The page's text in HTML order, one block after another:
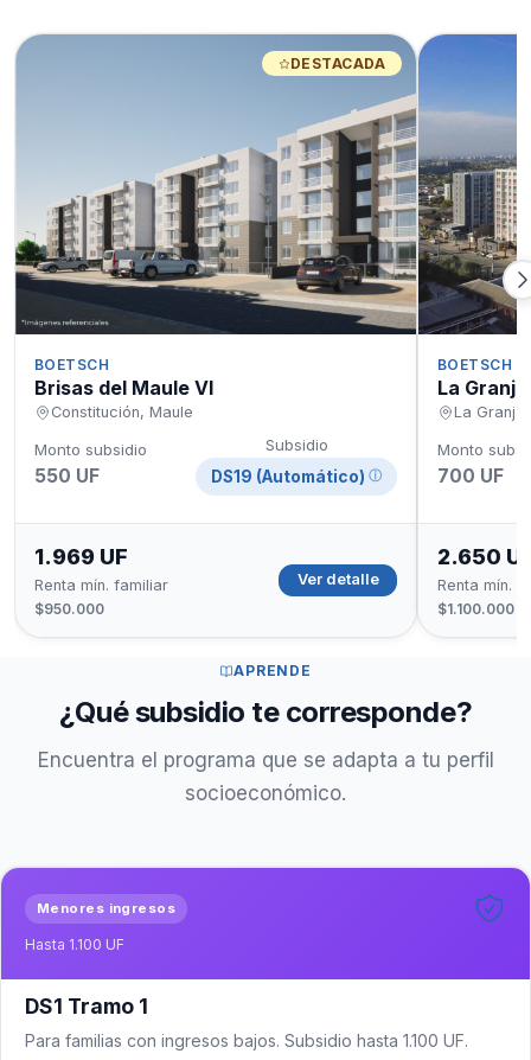
DESTACADA
BOETSCH
Brisas del Maule VI
Constitución, Maule
Monto subsidio
550 UF
Subsidio
DS19 (Automático) ⓘ
1.969 UF
Renta mín. familiar
$950.000
Ver detalle
BOETSCH
La Granja
La
Monto
700 UF
2.650
Renta mín.
$1.100.000
APRENDE
¿Qué subsidio te corresponde?
Encuentra el programa que se adapta a tu perfil
socioeconómico.
Menores ingresos
Hasta 1.100 UF
DS1 Tramo 1
Para familias con ingresos bajos. Subsidio hasta 1.100 UF.